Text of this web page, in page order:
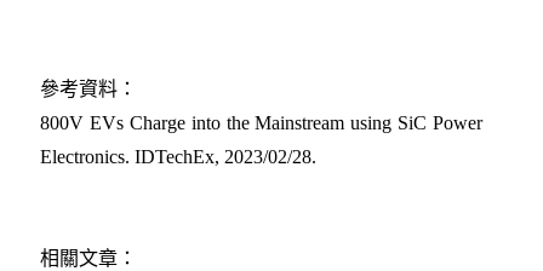
參考資料：
800V EVs Charge into the Mainstream using SiC Power
Electronics. IDTechEx, 2023/02/28.
相關文章：